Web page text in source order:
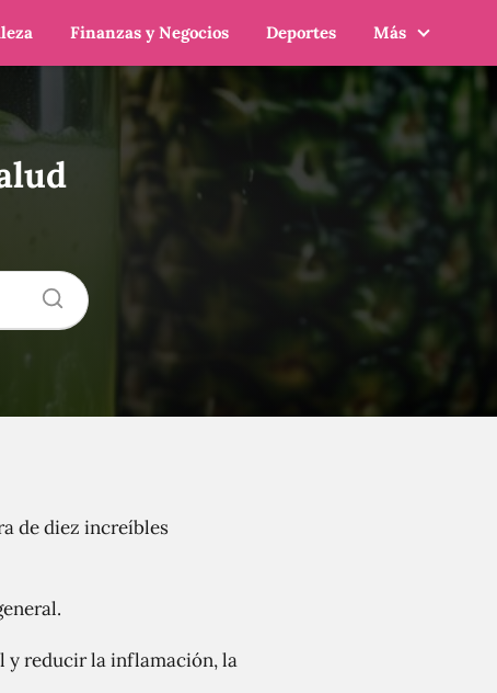
Finanzas y Negocios Deportes Más
de diez increíbles
y reducir la inflamación, la